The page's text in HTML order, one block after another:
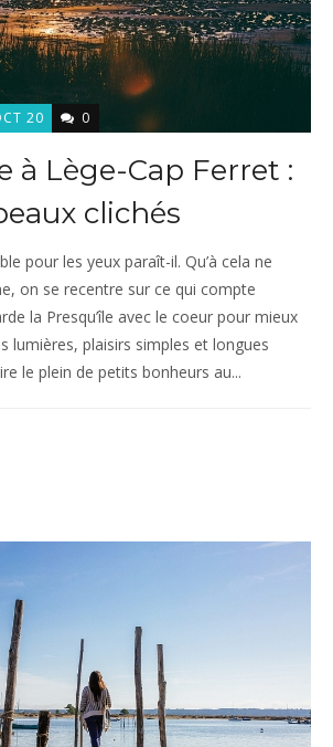
20 0
à Lège-Cap Ferret :
clichés
pour les yeux paraît-il. Qu’à cela ne
on se recentre sur ce qui compte
la Presqu’île avec le coeur pour mieux
lumières, plaisirs simples et longues
le plein de petits bonheurs au...